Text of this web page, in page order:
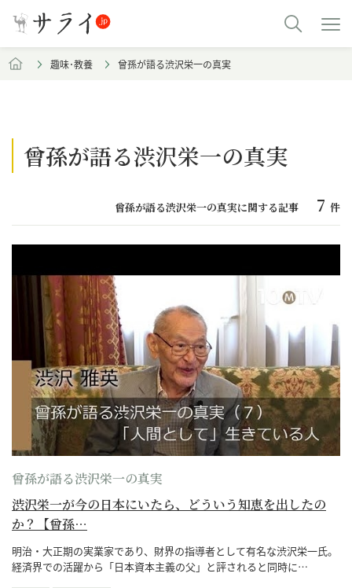
趣味･教養 曾孫が語る渋沢栄一の真実
曾孫が語る渋沢栄一の真実
曾孫が語る渋沢栄一の真実に関する記事 7 件
曾孫が語る渋沢栄一の真実
渋沢栄一が今の日本にいたら、どういう知恵を出したの
か？【曾孫…
明治・大正期の実業家であり、財界の指導者として有名な渋沢栄一氏。
経済界での活躍から「日本資本主義の父」と評されると同時に…